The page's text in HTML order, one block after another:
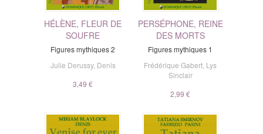
HÉLÈNE, FLEUR DE
SOUFRE
Figures mythiques 2
Julie Derussy, Denis
3,49 €
PERSÉPHONE, REINE
DES MORTS
Figures mythiques 1
Frédérique Gabert, Lys
Sinclair
2,99 €